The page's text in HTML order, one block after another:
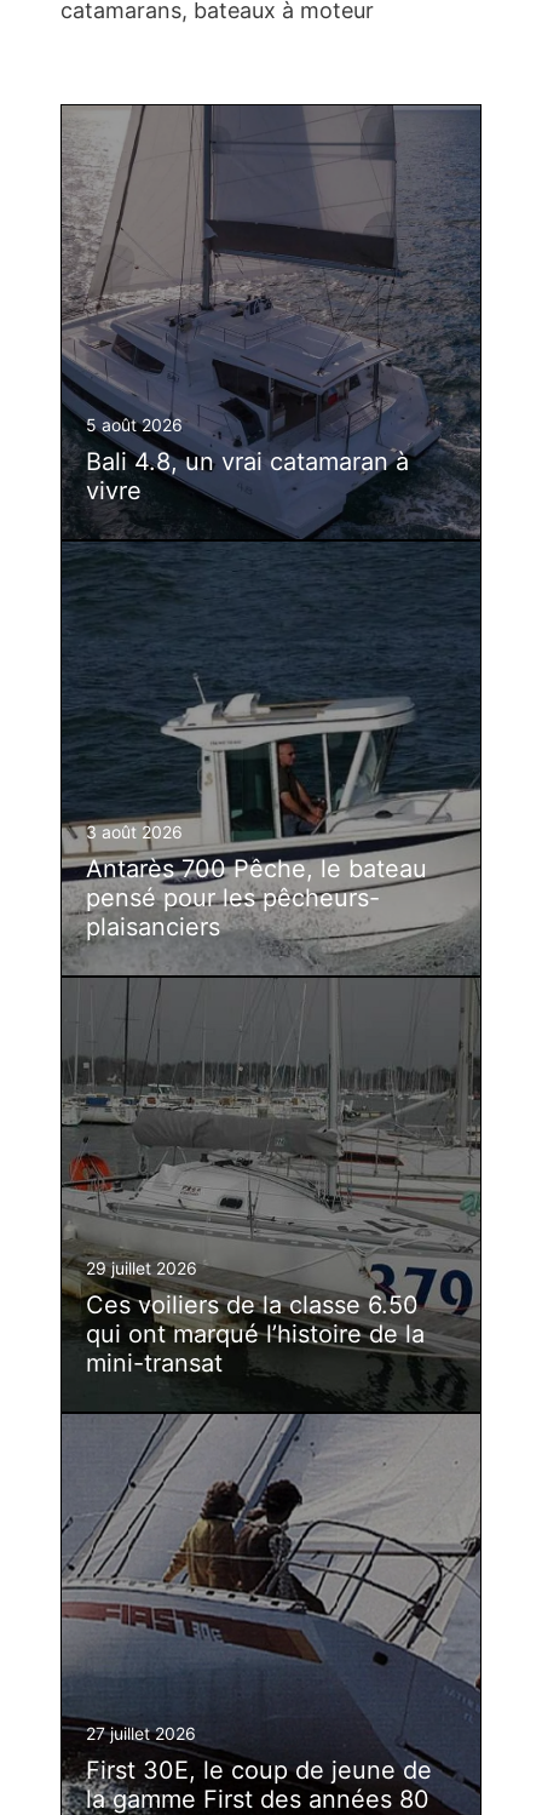
catamarans, bateaux à moteur
5 août 2026
Bali 4.8, un vrai catamaran à
vivre
3 août 2026
Antarès 700 Pêche, le bateau
pensé pour les pêcheurs-
plaisanciers
29 juillet 2026
Ces voiliers de la classe 6.50
qui ont marqué l’histoire de la
mini-transat
27 juillet 2026
First 30E, le coup de jeune de
la gamme First des années 80